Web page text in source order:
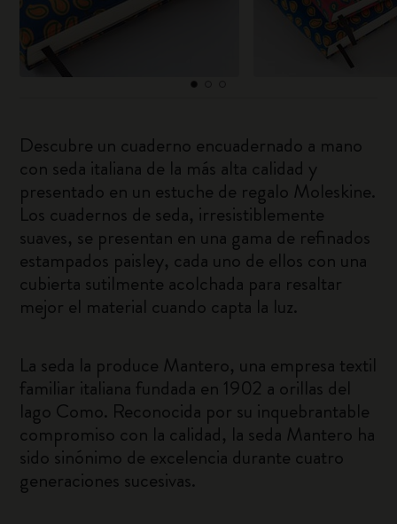
Descubre un cuaderno encuadernado a mano
con seda italiana de la más alta calidad y
presentado en un estuche de regalo Moleskine.
Los cuadernos de seda, irresistiblemente
suaves, se presentan en una gama de refinados
estampados paisley, cada uno de ellos con una
cubierta sutilmente acolchada para resaltar
mejor el material cuando capta la luz.
La seda la produce Mantero, una empresa textil
familiar italiana fundada en 1902 a orillas del
lago Como. Reconocida por su inquebrantable
compromiso con la calidad, la seda Mantero ha
sido sinónimo de excelencia durante cuatro
generaciones sucesivas.